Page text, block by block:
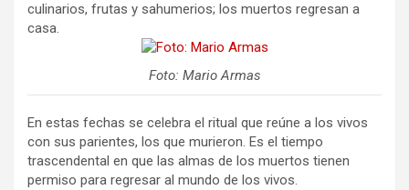
culinarios, frutas y sahumerios; los muertos regresan a
casa.
Foto: Mario Armas
En estas fechas se celebra el ritual que reúne a los vivos
con sus parientes, los que murieron. Es el tiempo
trascendental en que las almas de los muertos tienen
permiso para regresar al mundo de los vivos.